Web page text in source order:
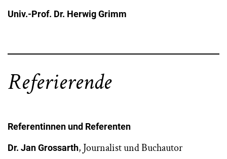
Univ.-Prof. Dr. Herwig Grimm
Referierende
Referentinnen und Referenten
Dr. Jan Grossarth, Journalist und Buchautor